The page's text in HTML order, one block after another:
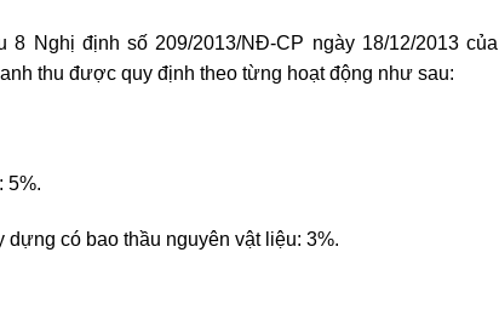
Nghị định số 209/2013/NĐ-CP ngày 18/12/2013 của
thu được quy định theo từng hoạt động như sau:
5%.
có bao thầu nguyên vật liệu: 3%.